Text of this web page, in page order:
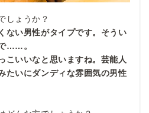
しょうか？
ない男性がタイプです。そうい
……。
こいいなと思いますね。芸能人
たいにダンディな雰囲気の男性